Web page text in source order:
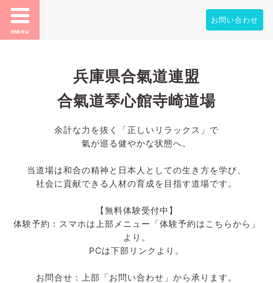
menu
お問い合わせ
兵庫県合氣道連盟
合氣道琴心館寺崎道場
余計な力を抜く「正しいリラックス」で
氣が巡る健やかな状態へ。
当道場は和合の精神と日本人としての生き方を学び、
社会に貢献できる人材の育成を目指す道場です。
【無料体験受付中】
体験予約：スマホは上部メニュー「体験予約はこちらから」
より。
PCは下部リンクより。
お問合せ：上部「お問い合わせ」から承ります。